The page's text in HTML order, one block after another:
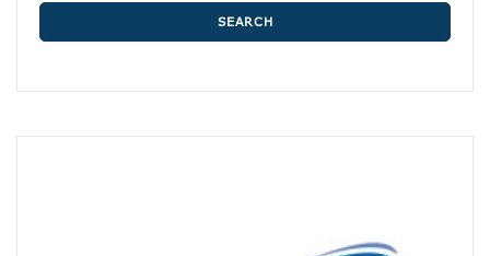
SEARCH